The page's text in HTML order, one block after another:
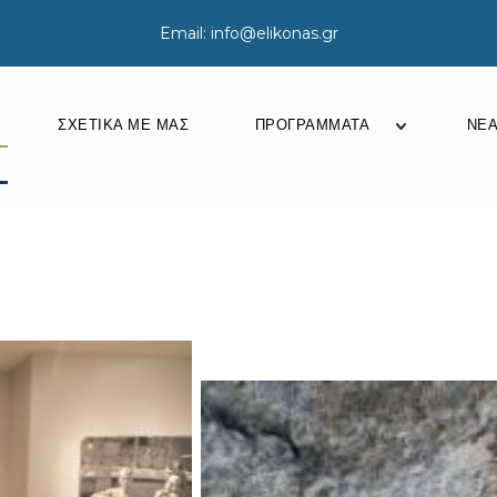
Email: info@elikonas.gr
ΣΧΕΤΙΚΆ ΜΕ ΜΑΣ ΠΡΟΓΡΆΜΜΑΤΑ ΝΈΑ